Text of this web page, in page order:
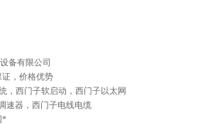
备有限公司
，价格优势
，西门子软启动，西门子以太网
速器，西门子电线电缆
*